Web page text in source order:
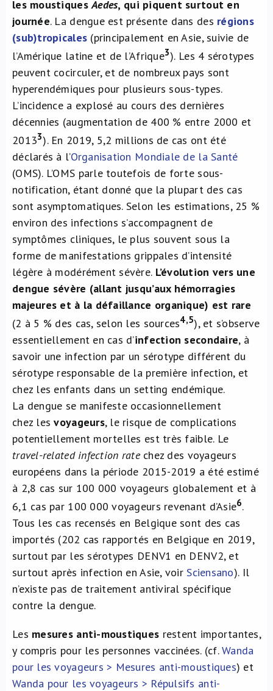
les moustiquesAedes, qui piquent surtout en
journée. La dengue est présente dans des régions
(sub)tropicales (principalement en Asie, suivie de
l’Amérique latine et de l’Afrique3). Les 4 sérotypes
peuvent cocirculer, et de nombreux pays sont
hyperendémiques pour plusieurs sous-types.
L’incidence a explosé au cours des dernières
décennies (augmentation de 400 % entre 2000 et
20133). En 2019, 5,2 millions de cas ont été
déclarés à l’Organisation Mondiale de la Santé
(OMS). L’OMS parle toutefois de forte sous-
notification, étant donné que la plupart des cas
sont asymptomatiques. Selon les estimations, 25 %
environ des infections s’accompagnent de
symptômes cliniques, le plus souvent sous la
forme de manifestations grippales d’intensité
légère à modérément sévère. L’évolution vers une
dengue sévère (allant jusqu’aux hémorragies
majeures et à la défaillance organique) est rare
(2 à 5 % des cas, selon les sources4,5), et s’observe
essentiellement en cas d’infection secondaire, à
savoir une infection par un sérotype différent du
sérotype responsable de la première infection, et
chez les enfants dans un setting endémique.
La dengue se manifeste occasionnellement
chez lesvoyageurs, le risque de complications
potentiellement mortelles est très faible. Le
travel-related infection ratechez des voyageurs
européens dans la période 2015-2019 a été estimé
à 2,8 cas sur 100 000 voyageurs globalement et à
6,1 cas par 100 000 voyageurs revenant d’Asie6.
Tous les cas recensés en Belgique sont des cas
importés (202 cas rapportés en Belgique en 2019,
surtout par les sérotypes DENV1 en DENV2, et
surtout après infection en Asie, voirSciensano). Il
n’existe pas de traitement antiviral spécifique
contre la dengue.
Les mesures anti-moustiques restent importantes,
y compris pour les personnes vaccinées. (cf.Wanda
pour les voyageurs > Mesures anti-moustiques) et
Wanda pour les voyageurs > Répulsifs anti-